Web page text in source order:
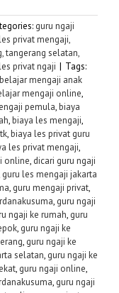
guru ngaji
privat mengaji,
tangerang selatan,
privat ngaji
Tags:
belajar mengaji anak
mengaji online,
pemula,biaya
,biaya les mengaji,
,biaya les privat guru
les privat mengaji,
online, dicari guru ngaji
guru les mengaji jakarta
, guru mengaji privat,
, guru ngaji
ngaji ke rumah, guru
, guru ngaji ke
, guru ngaji ke
selatan, guru ngaji ke
, guru ngaji online,
, guru ngaji